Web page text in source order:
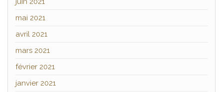
mai 2021
avril 2021
mars 2021
février 2021
janvier 2021